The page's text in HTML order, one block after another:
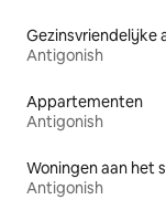
Antigonish
Appartementen
Antigonish
Woningen aan het
Antigonish